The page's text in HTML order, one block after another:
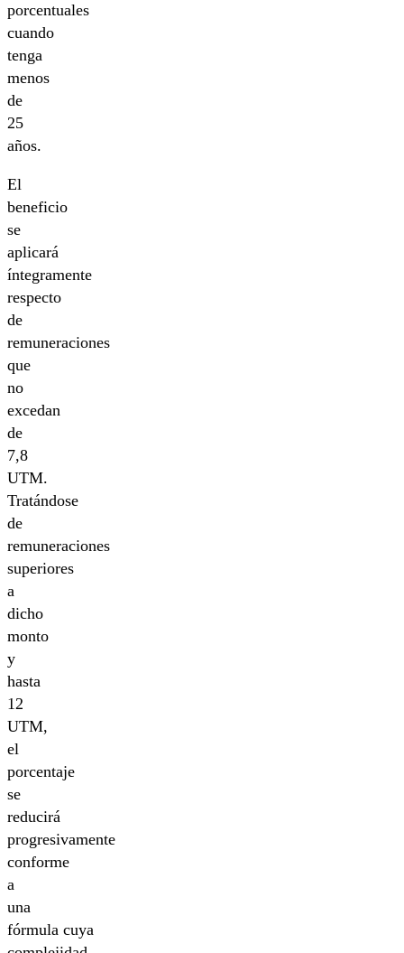
porcentuales
cuando
tenga
menos
de
25
años.
El
beneficio
se
aplicará
íntegramente
respecto
de
remuneraciones
que
no
excedan
de
7,8
UTM.
Tratándose
de
remuneraciones
superiores
a
dicho
monto
y
hasta
12
UTM,
el
porcentaje
se
reducirá
progresivamente
conforme
a
una
fórmula cuya